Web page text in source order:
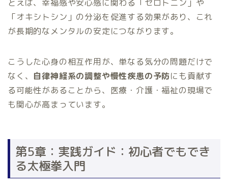
とえば、幸福感や安心感に関わる「セロトニン」や
「オキシトシン」の分泌を促進する効果があり、これ
が長期的なメンタルの安定につながります。
こうした心身の相互作用が、単なる気分の問題だけで
なく、 自律神経系の調整や慢性疾患の予防にも貢献す
る可能性があることから、医療・介護・福祉の現場で
も関心が高まっています。
第5章：実践ガイド：初心者でもでき
る太極拳入門